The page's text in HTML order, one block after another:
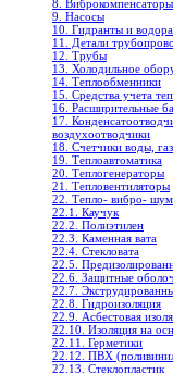
8. Виброкомпенсаторы
9. Насосы
10. Гидранты и
11. Детали
12. Трубы
13. Холодильное
14. Теплообменники
15. Средства учета
16. Расширительные
17.
воздухоотводчики
18. Счетчики воды,
19. Теплоавтоматика
20. Теплогенераторы
21. Тепловентиляторы
22. Тепло- вибро-
22.1. Каучук
22.2. Полиэтилен
22.3. Каменная вата
22.4. Стекловата
22.5.
22.6. Защитные
22.7.
22.8. Гидроизоляция
22.9. Асбестовая
22.10. Изоляция на
22.11. Герметики
22.12. ПВХ
22.13. Стеклопластик